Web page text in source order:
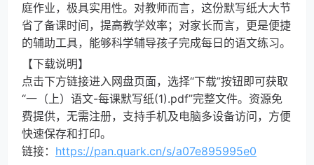
庭作业，极具实用性。对教师而言，这份默写纸大大节
省了备课时间，提高教学效率；对家长而言，更是便捷
的辅助工具，能够科学辅导孩子完成每日的语文练习。
【下载说明】
点击下方链接进入网盘页面，选择“下载”按钮即可获取
“一（上）语文-每课默写纸(1).pdf”完整文件。资源免
费提供，无需注册，支持手机及电脑多设备访问，方便
快速保存和打印。
链接： https://pan.quark.cn/s/a07e895995e0